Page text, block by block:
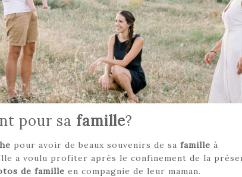
pour sa famille?
pour avoir de beaux souvenirs de sa famille à
a voulu profiter après le confinement de la
de famille en compagnie de leur maman.